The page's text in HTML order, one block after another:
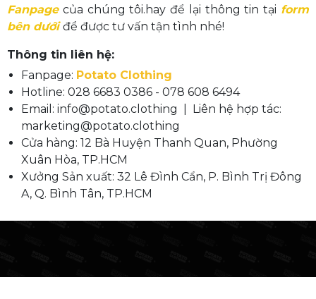
Fanpagecủa chúng tôi.hay để lại thông tin tại form
bên dướiđể được tư vấn tận tình nhé!
Thông tin liên hệ:
Fanpage: Potato Clothing
Hotline: 028 6683 0386 - 078 608 6494
Email: info@potato.clothing | Liên hệ hợp tác:
marketing@potato.clothing
Cửa hàng: 12 Bà Huyện Thanh Quan, Phường
Xuân Hòa, TP.HCM
Xưởng Sản xuất: 32 Lê Đình Cẩn, P. Bình Trị Đông
A, Q. Bình Tân, TP.HCM